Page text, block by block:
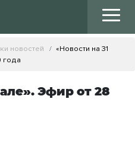
новостей
«Новости на 31
года
Эфир от 28